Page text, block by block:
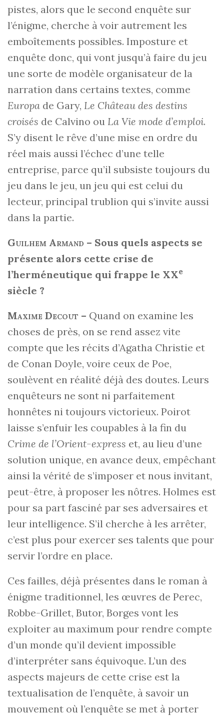
pistes, alors que le second enquête sur
l’énigme, cherche à voir autrement les
emboîtements possibles. Imposture et
enquête donc, qui vont jusqu’à faire du jeu
une sorte de modèle organisateur de la
narration dans certains textes, comme
Europa de Gary, Le Château des destins
croisés de Calvino ou La Vie mode d’emploi.
S’y disent le rêve d’une mise en ordre du
réel mais aussi l’échec d’une telle
entreprise, parce qu’il subsiste toujours du
jeu dans le jeu, un jeu qui est celui du
lecteur, principal trublion qui s’invite aussi
dans la partie.
Guilhem Armand – Sous quels aspects se
présente alors cette crise de
l’herméneutique qui frappe le XXe
siècle ?
Maxime Decout – Quand on examine les
choses de près, on se rend assez vite
compte que les récits d’Agatha Christie et
de Conan Doyle, voire ceux de Poe,
soulèvent en réalité déjà des doutes. Leurs
enquêteurs ne sont ni parfaitement
honnêtes ni toujours victorieux. Poirot
laisse s’enfuir les coupables à la fin du
Crime de l’Orient-express et, au lieu d’une
solution unique, en avance deux, empêchant
ainsi la vérité de s’imposer et nous invitant,
peut-être, à proposer les nôtres. Holmes est
pour sa part fasciné par ses adversaires et
leur intelligence. S’il cherche à les arrêter,
c’est plus pour exercer ses talents que pour
servir l’ordre en place.
Ces failles, déjà présentes dans le roman à
énigme traditionnel, les œuvres de Perec,
Robbe-Grillet, Butor, Borges vont les
exploiter au maximum pour rendre compte
d’un monde qu’il devient impossible
d’interpréter sans équivoque. L’un des
aspects majeurs de cette crise est la
textualisation de l’enquête, à savoir un
mouvement où l’enquête se met à porter